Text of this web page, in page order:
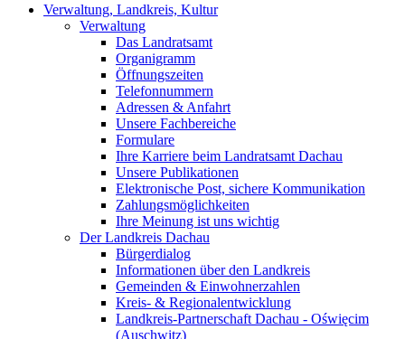
Verwaltung, Landkreis, Kultur
Verwaltung
Das Landratsamt
Organigramm
Öffnungszeiten
Telefonnummern
Adressen & Anfahrt
Unsere Fachbereiche
Formulare
Ihre Karriere beim Landratsamt Dachau
Unsere Publikationen
Elektronische Post, sichere Kommunikation
Zahlungsmöglichkeiten
Ihre Meinung ist uns wichtig
Der Landkreis Dachau
Bürgerdialog
Informationen über den Landkreis
Gemeinden & Einwohnerzahlen
Kreis- & Regionalentwicklung
Landkreis-Partnerschaft Dachau - Oświęcim
(Auschwitz)